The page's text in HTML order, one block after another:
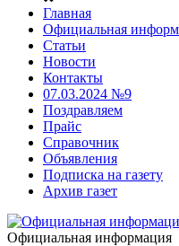
Главная
Официальная
Статьи
Новости
Контакты
07.03.2024 №9
Поздравляем
Прайс
Справочник
Объявления
Подписка на газету
Архив газет
Официальная информация